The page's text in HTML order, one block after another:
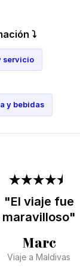
⤵
servicio
y bebidas
"El viaje fue
maravilloso"
Marc
Viaje a Maldivas